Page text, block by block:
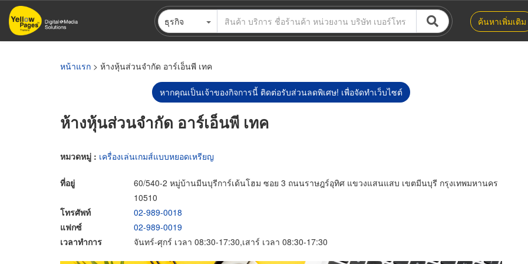
ข้าม
ไป
ธุรกิจ ค้นหาเพิ่มเติม
หน้าแรก > ห้างหุ้นส่วนจำกัด อาร์เอ็นพี เทค
หากคุณเป็นเจ้าของกิจการนี้ ติดต่อรับส่วนลดพิเศษ! เพื่อจัดทำเว็บไซต์
ห้างหุ้นส่วนจำกัด อาร์เอ็นพี เทค
หมวดหมู่ : เครื่องเล่นเกมส์แบบหยอดเหรียญ
ที่อยู่
60/540-2 หมู่บ้านมีนบุรีการ์เด้นโฮม ซอย 3 ถนนราษฎร์อุทิศ แขวงแสนแสบ เขตมีนบุรี กรุงเทพมหานคร
10510
โทรศัพท์
02-989-0018
แฟกซ์
02-989-0019
เวลาทำการ
จันทร์-ศุกร์ เวลา 08:30-17:30,เสาร์ เวลา 08:30-17:30